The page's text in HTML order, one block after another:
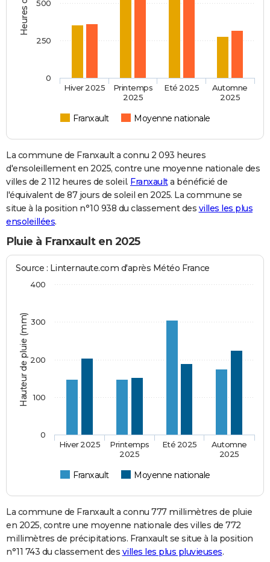
Franxault Moyenne nationale
Hiver 2025
Printemps
2025
Eté 2025
Automne
2025
0
250
500
La commune de Franxault a connu 2 093 heures
d'ensoleillement en 2025, contre une moyenne nationale des
villes de 2 112 heures de soleil. Franxaulta bénéficié de
l'équivalent de 87 jours de soleil en 2025. La commune se
situe à la position n°10 938 du classement des villes les plus
ensoleillées.
Pluie à Franxault en 2025
Hauteur de pluie (mm)
Source : Linternaute.com d'après Météo France
Franxault Moyenne nationale
Hiver 2025
Printemps
2025
Eté 2025
Automne
2025
0
100
200
300
400
La commune de Franxault a connu 777 millimètres de pluie
en 2025, contre une moyenne nationale des villes de 772
millimètres de précipitations. Franxault se situe à la position
n°11 743 du classement des villes les plus pluvieuses.